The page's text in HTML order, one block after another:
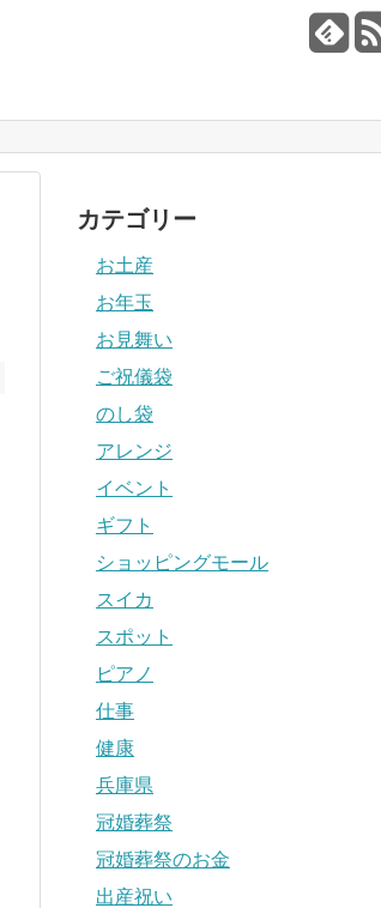
カテゴリー
お土産
お年玉
お見舞い
ご祝儀袋
のし袋
アレンジ
イベント
ギフト
ショッピングモール
スイカ
スポット
ピアノ
仕事
健康
兵庫県
冠婚葬祭
冠婚葬祭のお金
出産祝い